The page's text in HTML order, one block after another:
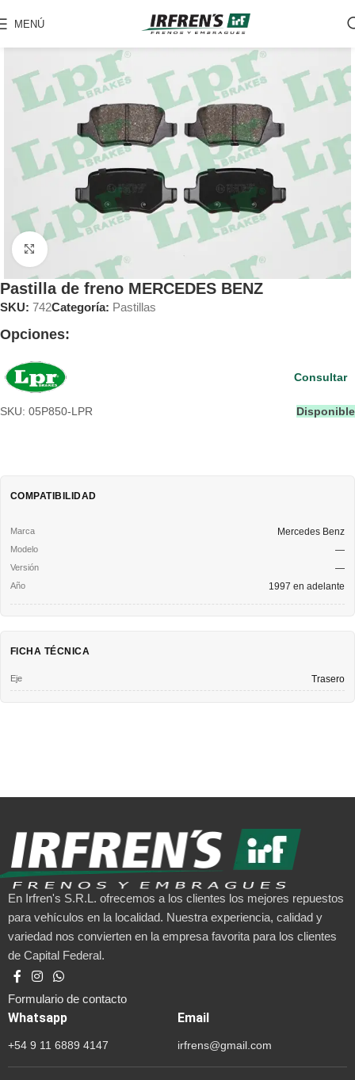
MENÚ
Pastilla de freno MERCEDES BENZ
SKU: 742Categoría: Pastillas
Opciones:
SKU: 05P850-LPR Disponible
Consultar
COMPATIBILIDAD
Mercedes Benz
—
—
1997 en adelante
FICHA TÉCNICA
Eje Trasero
En Irfren's S.R.L. ofrecemos a los clientes los mejores repuestos
para vehículos en la localidad. Nuestra experiencia, calidad y
variedad nos convierten en la empresa favorita para los clientes
de Capital Federal.
Formulario de contacto
Whatsapp
+54 9 11 6889 4147
Email
irfrens@gmail.com